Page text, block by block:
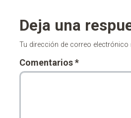
Deja una
Tu dirección de correo electrónico
Comentarios*